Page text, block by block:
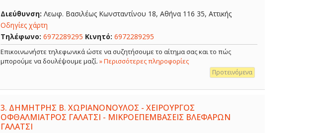
Διεύθυνση: Λεωφ. Βασιλέως Κωνσταντίνου 18, Αθήνα 116 35, Αττικής
Οδηγίες χάρτη
Τηλέφωνο: 6972289295 Κινητό: 6972289295
Επικοινωνήστε τηλεφωνικά ώστε να συζητήσουμε το αίτημα σας και το πώς
μπορούμε να δουλέψουμε μαζί. » Περισσότερες πληροφορίες
Προτεινόμενα
3. ΔΗΜΗΤΡΗΣ Β. ΧΩΡΙΑΝΟΝΟΥΛΟΣ - ΧΕΙΡΟΥΡΓΟΣ
ΟΦΘΑΛΜΙΑΤΡΟΣ ΓΑΛΑΤΣΙ - ΜΙΚΡΟΕΠΕΜΒΑΣΕΙΣ ΒΛΕΦΑΡΩΝ
ΓΑΛΑΤΣΙ